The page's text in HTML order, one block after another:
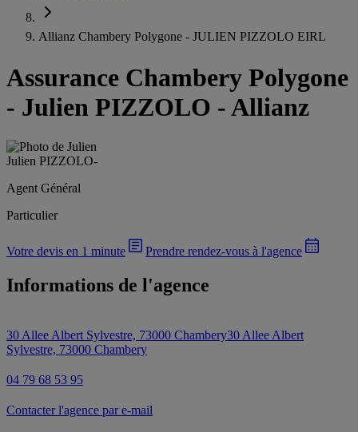
Allianz Chambery Polygone - JULIEN PIZZOLO EIRL
Assurance Chambery Polygone
- Julien PIZZOLO - Allianz
Julien PIZZOLO-
Agent Général
Particulier
Votre devis en 1 minute Prendre rendez-vous à l'agence
Informations de l'agence
30 Allee Albert Sylvestre, 73000 Chambery30 Allee Albert
Sylvestre, 73000 Chambery
04 79 68 53 95
Contacter l'agence par e-mail